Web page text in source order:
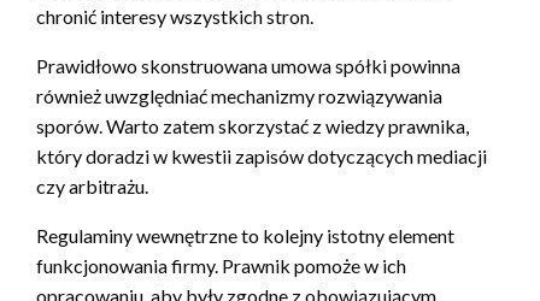
chronić interesy wszystkich stron.
Prawidłowo skonstruowana umowa spółki powinna
również uwzględniać mechanizmy rozwiązywania
sporów. Warto zatem skorzystać z wiedzy prawnika,
który doradzi w kwestii zapisów dotyczących mediacji
czy arbitrażu.
Regulaminy wewnętrzne to kolejny istotny element
funkcjonowania firmy. Prawnik pomoże w ich
opracowaniu, aby były zgodne z obowiązującym